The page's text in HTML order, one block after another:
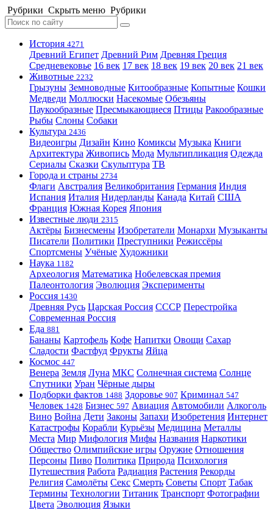
Рубрики Скрыть меню Рубрики
История 4271
Древний Египет Древний Рим Древняя Греция
Средневековье 16 век 17 век 18 век 19 век 20 век 21 век
Животные 2232
Грызуны Земноводные Китообразные Копытные Кошки
Медведи Моллюски Насекомые Обезьяны
Паукообразные Пресмыкающиеся Птицы Ракообразные
Рыбы Слоны Собаки
Культура 2436
Видеоигры Дизайн Кино Комиксы Музыка Книги
Архитектура Живопись Мода Мультипликация Одежда
Сериалы Сказки Скульптура ТВ
Города и страны 2734
Флаги Австралия Великобритания Германия Индия
Испания Италия Нидерланды Канада Китай США
Франция Южная Корея Япония
Известные люди 2315
Актёры Бизнесмены Изобретатели Монархи Музыканты
Писатели Политики Преступники Режиссёры
Спортсмены Учёные Художники
Наука 1182
Археология Математика Нобелевская премия
Палеонтология Эволюция Эксперименты
Россия 1430
Древняя Русь Царская Россия СССР Перестройка
Современная Россия
Еда 881
Бананы Картофель Кофе Напитки Овощи Сахар
Сладости Фастфуд Фрукты Яйца
Космос 447
Венера Земля Луна МКС Солнечная система Солнце
Спутники Уран Чёрные дыры
Подборки фактов 1488 Здоровье 907 Криминал 547
Человек 1428 Бизнес 597 Авиация Автомобили Алкоголь
Вино Война Дети Законы Запахи Изобретения Интернет
Катастрофы Корабли Курьёзы Медицина Металлы
Места Мир Мифология Мифы Названия Наркотики
Общество Олимпийские игры Оружие Отношения
Персоны Пиво Политика Природа Психология
Путешествия Работа Радиация Растения Рекорды
Религия Самолёты Секс Смерть Советы Спорт Табак
Термины Технологии Титаник Транспорт Фотографии
Цвета Эволюция Языки